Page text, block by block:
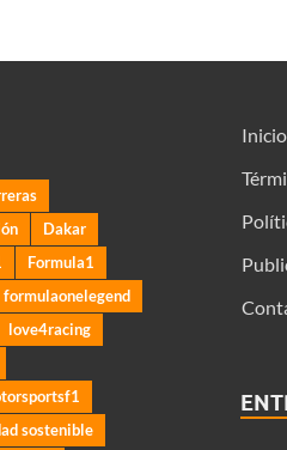
Dakar
Formula1
formulaonelegend
love4racing
sostenible
Inicio